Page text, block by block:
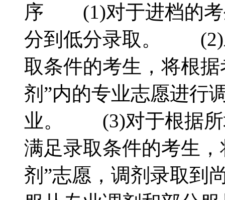
序 (1)对于进档的考
分到低分录取。 (2)
取条件的考生，将根
剂”内的专业志愿进行
业。 (3)对于根据所
满足录取条件的考生
剂”志愿，调剂录取